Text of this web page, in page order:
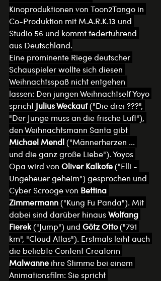
Kinoproduktionen von Toon2Tango in
Co-Produktion mit M.A.R.K.13 und
Studio 56 und kommt federführend
aus Deutschland.
Eine prominente Riege deutscher
Schauspieler wollte sich diesen
Weihnachtsspaß nicht entgehen
lassen: Den jungen Weihnachtself Yoyo
spricht Julius Weckauf ("Die drei ???",
"Der Junge muss an die frische Luft"),
den Weihnachtsmann Santa gibt
Michael Mendl ("Männerherzen ...
und die ganz große Liebe"). Yoyos
Opa wird von Oliver Kalkofe ("Elli -
Ungeheuer geheim") gesprochen und
Cyber Scrooge von Bettina
Zimmermann ("Kung Fu Panda"). Mit
dabei sind darüber hinaus Wolfang
Fierek ("Jump") und Götz Otto ("791
km", "Cloud Atlas"). Erstmals leiht auch
die beliebte Content Creatorin
Malwanne ihre Stimme bei einem
Animationsfilm: Sie spricht